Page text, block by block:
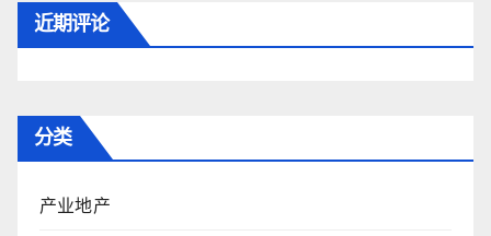
近期评论
分类
产业地产